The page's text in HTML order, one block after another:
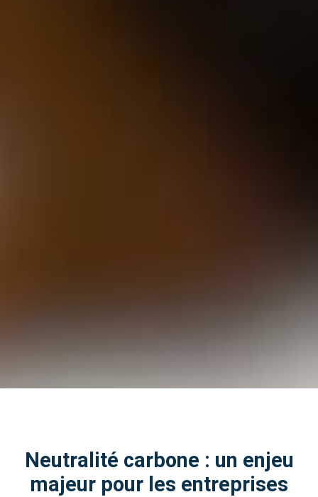
Neutralité carbone : un enjeu
majeur pour les entreprises